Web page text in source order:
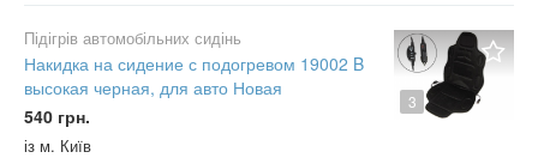
3
Підігрів автомобільних сидінь
Накидка на сидение с подогревом 19002 B
высокая черная, для авто Новая
540 грн.
із м. Київ